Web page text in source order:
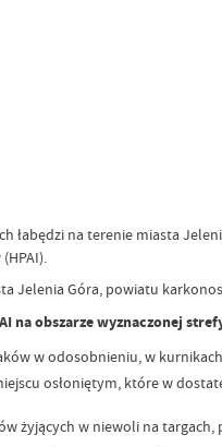
łabędzi na terenie miasta
Jelenia Góra, powiatu
na obszarze wyznaczonej
w odosobnieniu, w
osłoniętym, które w
żyjących w niewoli na targach,